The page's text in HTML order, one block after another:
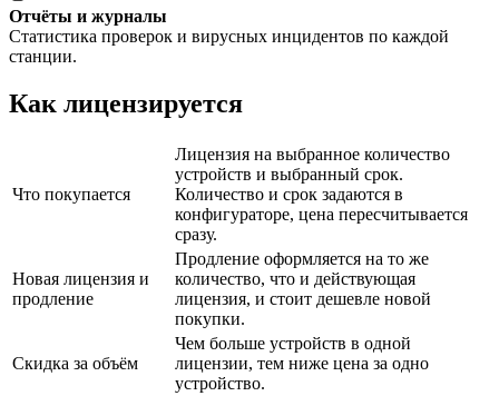
Отчёты и журналы
Статистика проверок и вирусных инцидентов по каждой
станции.
Как лицензируется
Что покупается
Лицензия на выбранное количество
устройств и выбранный срок.
Количество и срок задаются в
конфигураторе, цена пересчитывается
сразу.
Новая лицензия и
продление
Продление оформляется на то же
количество, что и действующая
лицензия, и стоит дешевле новой
покупки.
Скидка за объём
Чем больше устройств в одной
лицензии, тем ниже цена за одно
устройство.